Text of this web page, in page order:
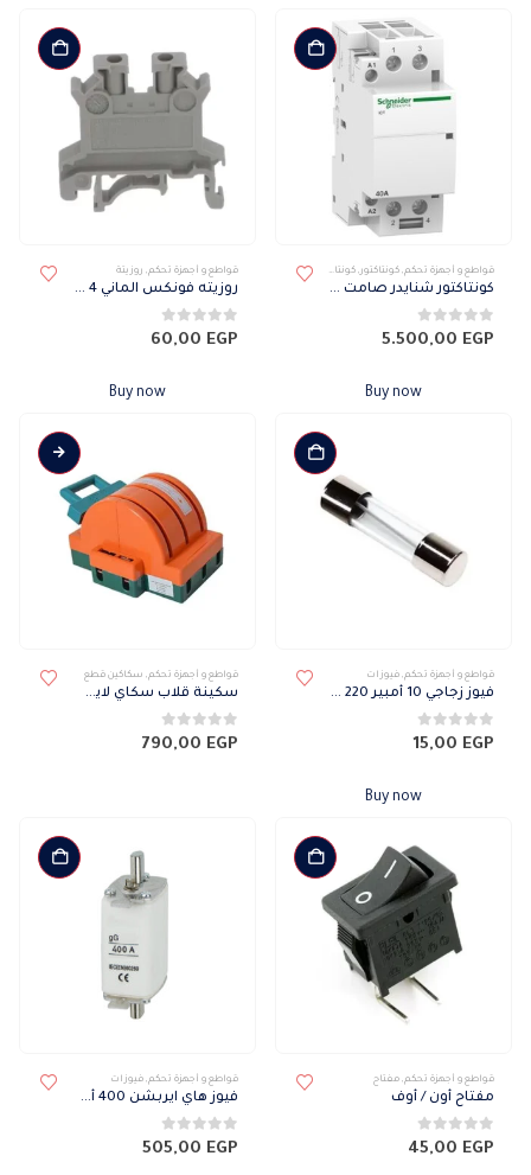
قواطع و أجهزة تحكم, كونتاكتور , كونتاكتور SCHNEIDER
كونتاكتور شنايدر صامت ثنائي 63 أمبير
0من 5 5.500,00 EGP
Buy now
قواطع و أجهزة تحكم, روزيتة
روزيته فونكس الماني 4 مم
0من 5 60,00 EGP
Buy now
قواطع و أجهزة تحكم, فيوزات
فيوز زجاجي 10 أمبير 220 فولت
0من 5 15,00 EGP
Buy now
قواطع و أجهزة تحكم, سكاكين قطع
سكينة قلاب سكاي لايت 3 بول 100 أمبير
0من 5 790,00 EGP
قواطع و أجهزة تحكم, مفتاح
مفتاح أون / أوف
0من 5 45,00 EGP
قواطع و أجهزة تحكم, فيوزات
فيوز هاي ايربشن 400 أمبير
0من 5 505,00 EGP